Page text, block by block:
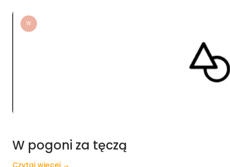
W
W pogoni za tęczą
Czytaj więcej →